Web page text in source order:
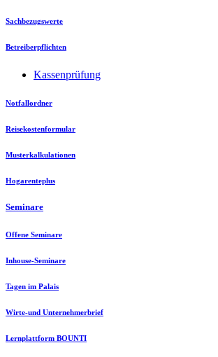
Sachbezugswerte
Betreiberpflichten
Kassenprüfung
Notfallordner
Reisekostenformular
Musterkalkulationen
Hogarenteplus
Seminare
Offene Seminare
Inhouse-Seminare
Tagen im Palais
Wirte-und Unternehmerbrief
Lernplattform BOUNTI